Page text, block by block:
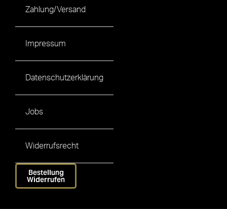
Zahlung/Versand
Impressum
Datenschutzerklärung
Jobs
Widerrufsrecht
Bestellung
Widerrufen